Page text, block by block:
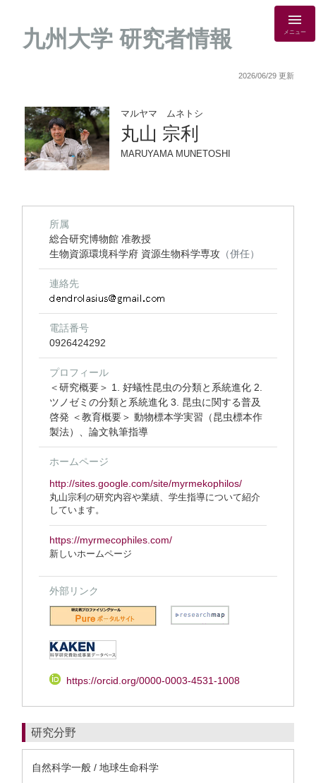
九州大学 研究者情報 メニュー
2026/06/29 更新
マルヤマ ムネトシ
丸山 宗利
MARUYAMA MUNETOSHI
所属
総合研究博物館 准教授
生物資源環境科学府 資源生物科学専攻 （併任）
連絡先
電話番号
0926424292
プロフィール
＜研究概要＞ 1. 好蟻性昆虫の分類と系統進化 2.
ツノゼミの分類と系統進化 3. 昆虫に関する普及
啓発 ＜教育概要＞ 動物標本学実習（昆虫標本作
製法）、論文執筆指導
ホームページ
http://sites.google.com/site/myrmekophilos/
丸山宗利の研究内容や業績、学生指導について紹介
しています。
https://myrmecophiles.com/
新しいホームページ
外部リンク
https://orcid.org/0000-0003-4531-1008
研究分野
自然科学一般 / 地球生命科学